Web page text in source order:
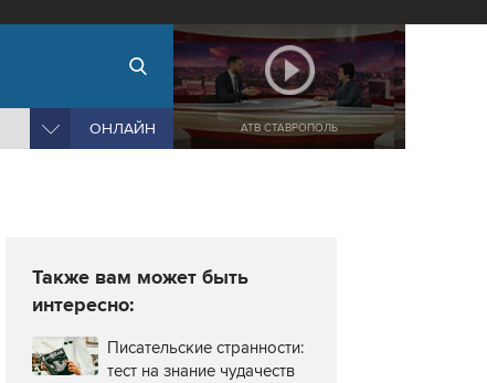
ОНЛАЙН АТВ СТАВРОПОЛЬ
Также вам может быть
интересно:
Писательские странности:
тест на знание чудачеств